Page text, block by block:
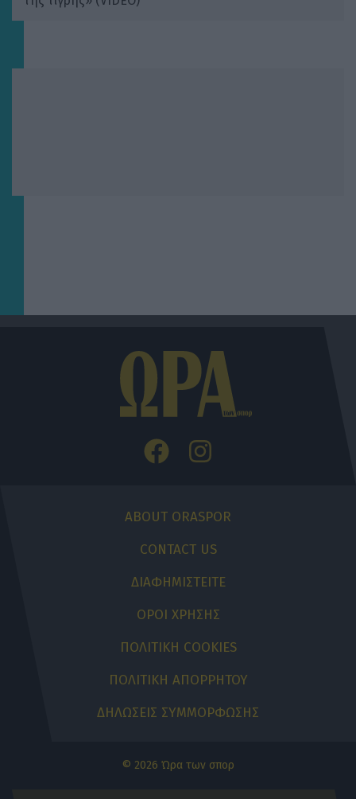
ABOUT ORASPOR
CONTACT US
ΔΙΑΦΗΜΙΣΤΕΙΤΕ
ΟΡΟΙ ΧΡΗΣΗΣ
ΠΟΛΙΤΙΚΗ COOKIES
ΠΟΛΙΤΙΚΗ ΑΠΟΡΡΗΤΟΥ
ΔΗΛΩΣΕΙΣ ΣΥΜΜΟΡΦΩΣΗΣ
© 2026 Ώρα των σπορ